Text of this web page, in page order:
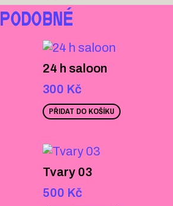
PODOBNÉ
24 h saloon
300 Kč
PŘIDAT DO KOŠÍKU
Tvary 03
500 Kč